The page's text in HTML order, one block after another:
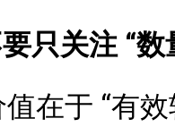
只关注 “数
在于 “有